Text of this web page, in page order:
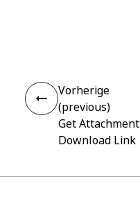
Vorherige
(previous)
Get Attachment
Download Link